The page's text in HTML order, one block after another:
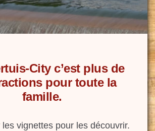
City c’est plus de
pour toute la
famille.
vignettes pour les découvrir.